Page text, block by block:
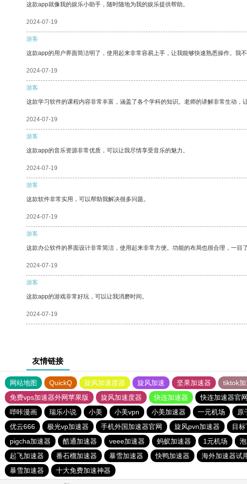
这款app就像我的娱乐小助手，随时随地为我的娱乐提供帮助。
2024-07-19
游客
这款app的用户界面简洁明了，使用起来非常容易上手，让我能够快速熟悉操作。我
2024-07-19
游客
这款学习软件的课程内容非常丰富，涵盖了各个学科的知识。老师的讲解非常生动，
2024-07-19
游客
这款app的音乐资源非常优质，可以让我尽情享受音乐的魅力。
2024-07-19
游客
这款软件非常实用，可以帮助我解决很多问题。
2024-07-19
游客
这款办公软件的界面设计非常简洁，使用起来非常方便。功能的布局也很合理，一目了
2024-07-19
游客
这款app的游戏非常好玩，可以让我消磨时间。
2024-07-19
友情链接
网站地图 QuickQ 旋风加速度器 旋风加速 坚果加速器 tiktok
免费vps加速器外网苹果版
旋风加速度器 快连加速器 快连加速器官
哔咔漫画
瑞乐小说 小美 小美vpn 小美加速器 一元机场 原
优云666
极光vp加速器 手机外国加速器官网 旋风pvn加速器 目
pigcha加速器
酷通加速器 veee加速器 蚂蚁加速器 1元机场
起飞加速器
番石榴加速器 暴雪加速器 快鸭加速器 海外加速器试
暴雪加速器
十大免费加速神器